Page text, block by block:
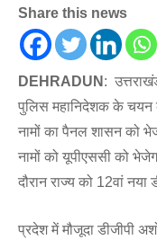
Share this news
DEHRADUN :
पुलिस महानिदेशक के चयन
नामों का पैनल शासन को
नामों को यूपीएससी को
दौरान राज्य को 12वां नया
प्रदेश में मौजूदा डीजीपी